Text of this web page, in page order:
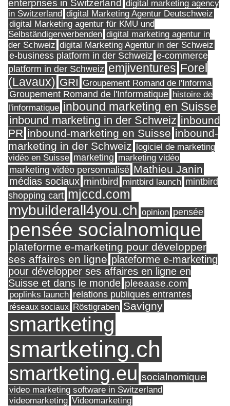
enterprises in Switzerland digital marketing agency
in Switzerland digital Marketing Agentur Deutschweiz
digital Marketing agentur für KMU und
Selbständigerwerbenden digital marketing agentur in
der Schweiz digital Marketing Agentur in der Schweiz
e-business platform in der Schweiz e-commerce
platform in der Schweiz emjiventures Forel
(Lavaux) GRI Groupement Romand de l'Informa
Groupement Romand de l'Informatique histoire de
l'informatique inbound marketing en Suisse
inbound marketing in der Schweiz inbound
PR inbound-marketing en Suisse inbound-
marketing in der Schweiz logiciel de marketing
vidéo en Suisse marketing marketing vidéo
marketing vidéo personnalisé Mathieu Janin
médias sociaux mintbird mintbird launch mintbird
shopping cart mjccd.com
mybuilderall4you.ch opinion pensée
pensée socialnomique
plateforme e-marketing pour développer
ses affaires en ligne plateforme e-marketing
pour développer ses affaires en ligne en
Suisse et dans le monde pleeaase.com
poplinks launch relations publiques entrantes
réseaux sociaux Röstigraben Savigny
smartketing
smartketing.ch
smartketing.eu socialnomique
video marketing software in Switzerland
videomarketing Videomarketing